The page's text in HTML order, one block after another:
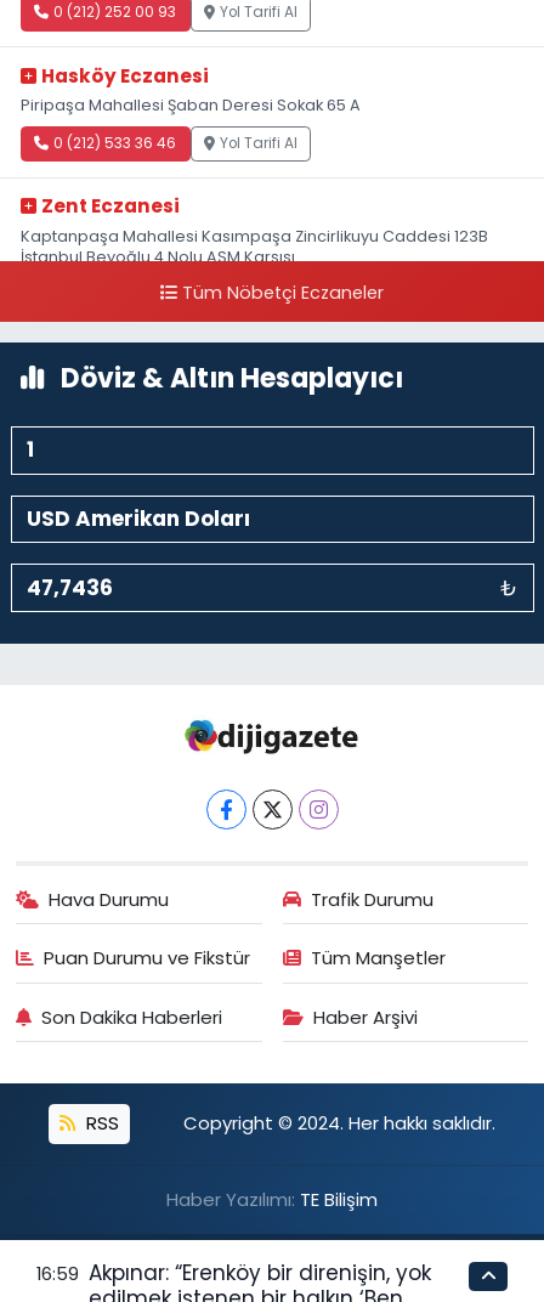
0 (212) 252 00 93 Yol Tarifi Al
Hasköy Eczanesi
Piripaşa Mahallesi Şaban Deresi Sokak 65 A
0 (212) 533 36 46 Yol Tarifi Al
Zent Eczanesi
Kaptanpaşa Mahallesi Kasımpaşa Zincirlikuyu Caddesi 123B
İstanbul Beyoğlu 4 Nolu ASM Karşısı
0 (212) 297 96 92 Yol Tarifi Al
Tüm Nöbetçi Eczaneler
Döviz & Altın Hesaplayıcı
₺
Hava Durumu Trafik Durumu
Puan Durumu ve Fikstür Tüm Manşetler
Son Dakika Haberleri Haber Arşivi
RSS Copyright © 2024. Her hakkı saklıdır.
Haber Yazılımı: TE Bilişim
16:59 Akpınar: “Erenköy bir direnişin, yok